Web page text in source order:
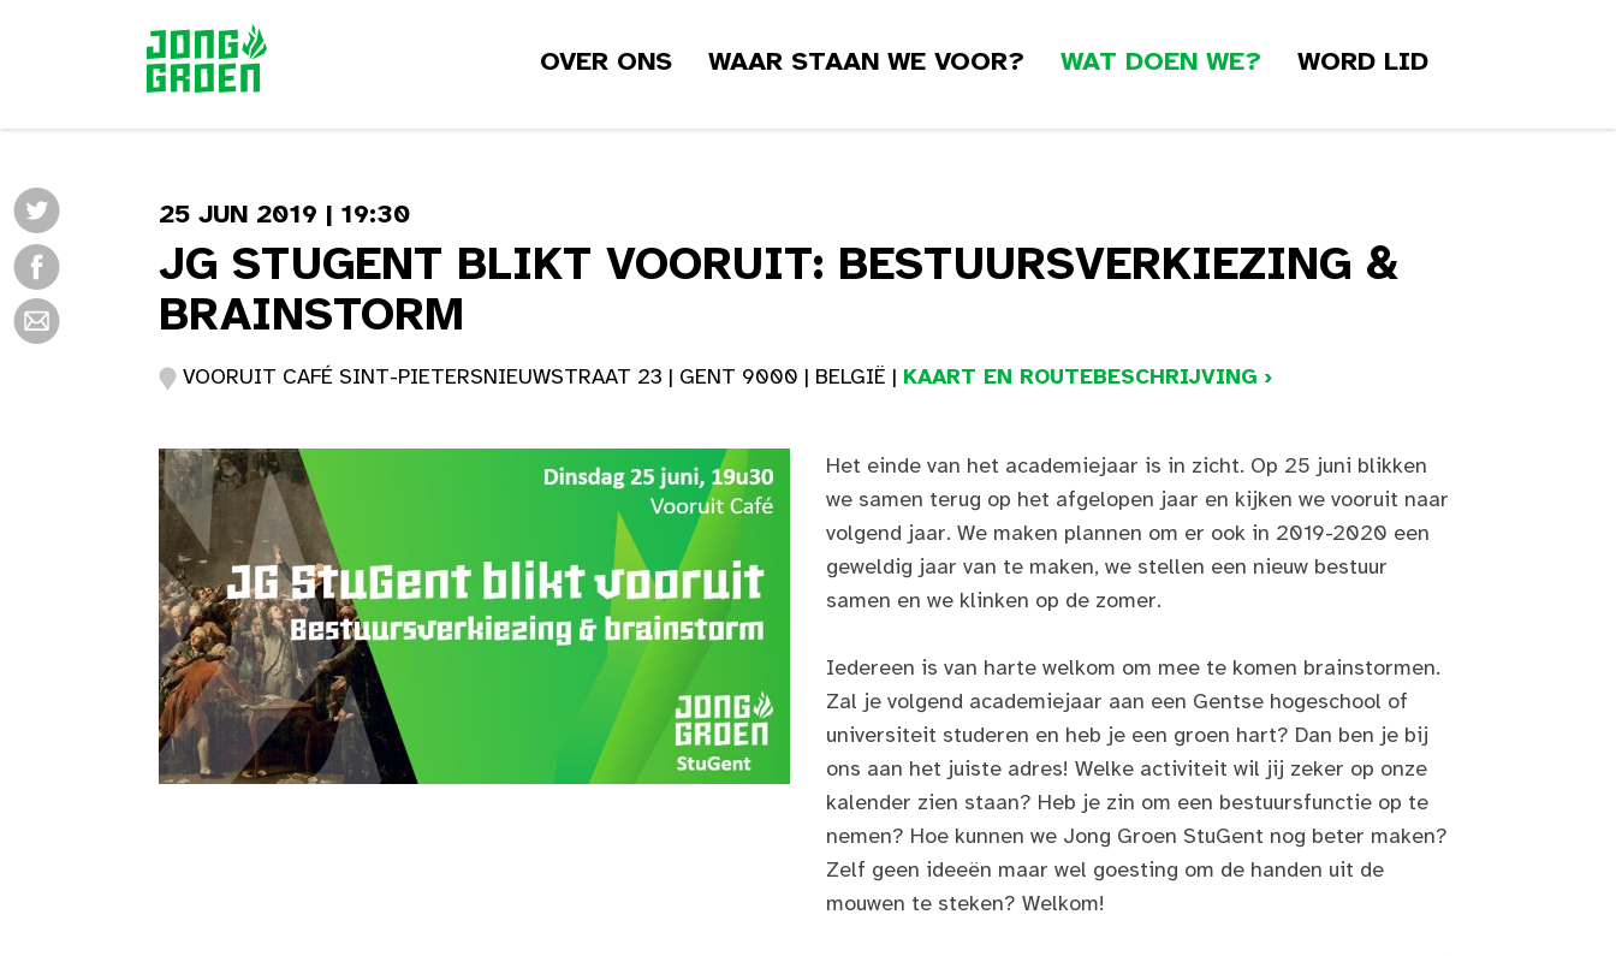
OVER ONS WAAR STAAN WE VOOR? WAT DOEN WE? WORD LID
25 JUN 2019 | 19:30
JG STUGENT BLIKT VOORUIT: BESTUURSVERKIEZING &
BRAINSTORM
VOORUIT CAFÉ SINT-PIETERSNIEUWSTRAAT 23 | GENT 9000 | BELGIË | KAART EN ROUTEBESCHRIJVING ›
Het einde van het academiejaar is in zicht. Op 25 juni blikken
we samen terug op het afgelopen jaar en kijken we vooruit naar
volgend jaar. We maken plannen om er ook in 2019-2020 een
geweldig jaar van te maken, we stellen een nieuw bestuur
samen en we klinken op de zomer.
Iedereen is van harte welkom om mee te komen brainstormen.
Zal je volgend academiejaar aan een Gentse hogeschool of
universiteit studeren en heb je een groen hart? Dan ben je bij
ons aan het juiste adres! Welke activiteit wil jij zeker op onze
kalender zien staan? Heb je zin om een bestuursfunctie op te
nemen? Hoe kunnen we Jong Groen StuGent nog beter maken?
Zelf geen ideeën maar wel goesting om de handen uit de
mouwen te steken? Welkom!